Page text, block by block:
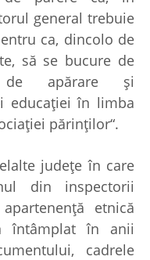
general trebuie
ca, dincolo de
să se bucure de
de apărare şi
educaţiei în limba
părinţilor“.
judeţe în care
din inspectorii
etnică
întâmplat în anii
cadrele